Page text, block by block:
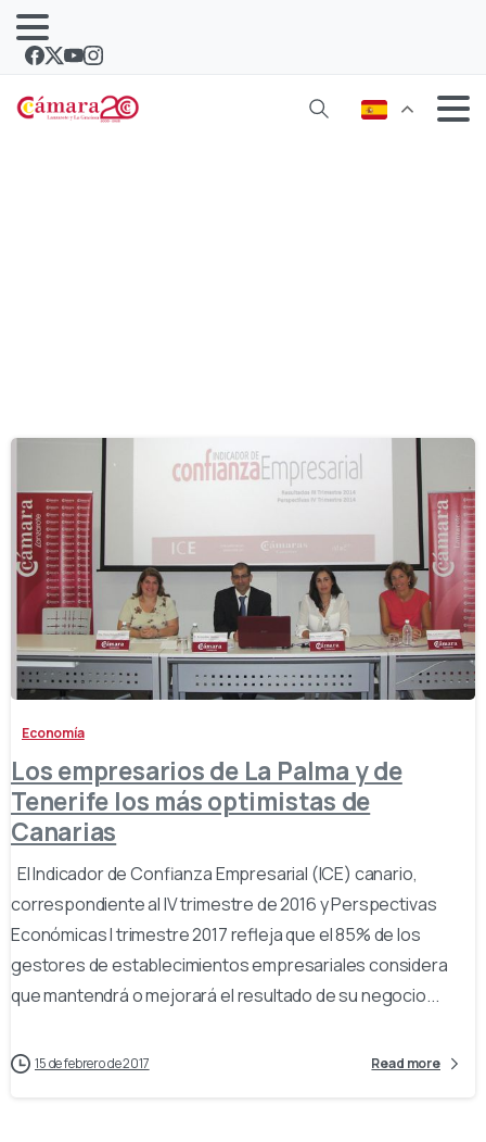
-
Economía
Los empresarios de La Palma y de
Tenerife los más optimistas de
Canarias
El Indicador de Confianza Empresarial (ICE) canario,
correspondiente al IV trimestre de 2016 y Perspectivas
Económicas I trimestre 2017 refleja que el 85% de los
gestores de establecimientos empresariales considera
que mantendrá o mejorará el resultado de su negocio...
15 de febrero de 2017 Read more